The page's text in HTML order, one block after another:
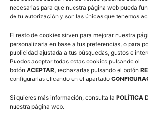
necesarias para que nuestra página web pueda
de tu autorización y son las únicas que tenemos
El resto de cookies sirven para mejorar nuestra
personalizarla en base a tus preferencias, o para
publicidad ajustada a tus búsquedas, gustos e
Puedes aceptar todas estas cookies pulsando el
botón ACEPTAR, rechazarlas pulsando el botón
configurarlas clicando en el apartado
Si quieres más información, consulta la POLÍTICA
nuestra página web.
frente al Azulejos Moncayo CBZ (5º)
tuvo distintas alternativas (63-68).
En las semifinales se cumplieron los
Casademont venció al Azulejos
el CN Helios hizo valer su buena
parte para superar al Stadium
En el partido por el tercer y cuarto